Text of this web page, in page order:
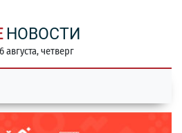
НОВОСТИ
августа, четверг